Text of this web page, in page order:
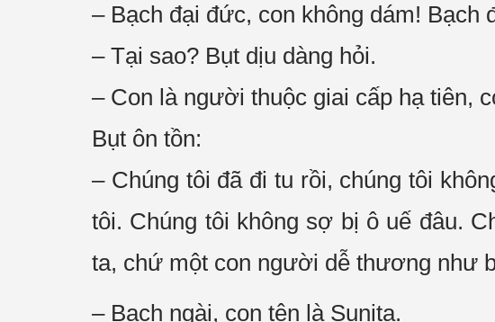
– Bạch đại đức, con không dám! Bạch
– Tại sao? Bụt dịu dàng hỏi.
– Con là người thuộc giai cấp hạ tiên,
Bụt ôn tồn:
– Chúng tôi đã đi tu rồi, chúng tôi
tôi. Chúng tôi không sợ bị ô uế đâu.
ta, chứ một con người dễ thương như
– Bạch ngài, con tên là Sunita.